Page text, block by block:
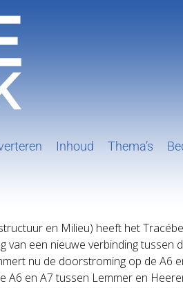
Inhoud Thema’s
en Milieu) heeft het
een nieuwe verbinding tussen
nu de doorstroming op de
en A7 tussen Lemmer en